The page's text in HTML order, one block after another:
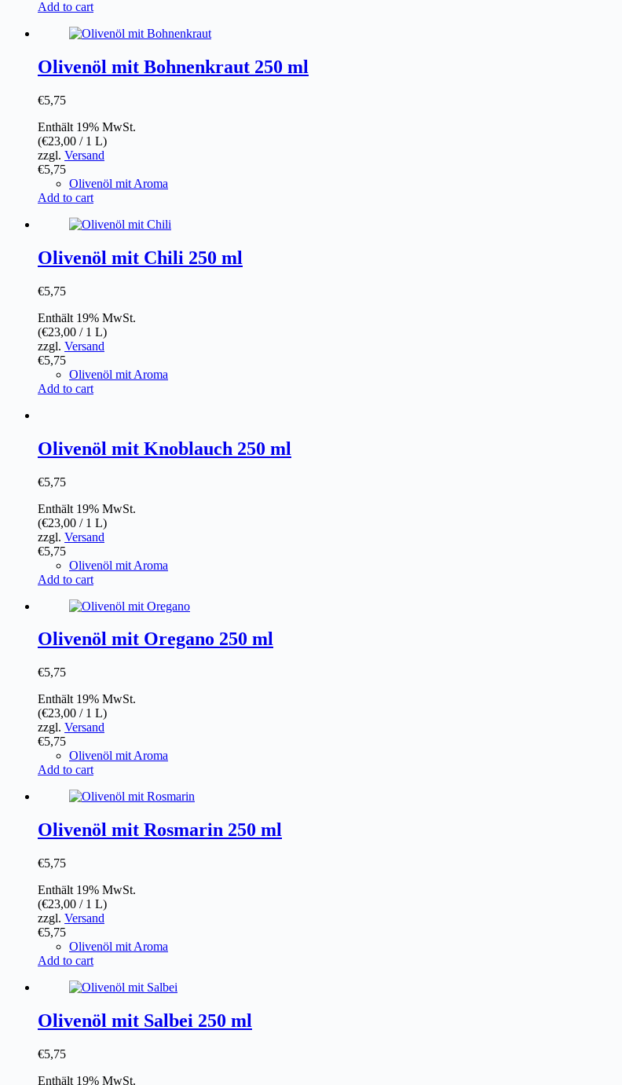
Add to cart
Olivenöl mit Bohnenkraut 250 ml
€5,75
Enthält 19% MwSt.
(€23,00 / 1 L)
zzgl. Versand
€5,75
Olivenöl mit Aroma
Add to cart
Olivenöl mit Chili 250 ml
€5,75
Enthält 19% MwSt.
(€23,00 / 1 L)
zzgl. Versand
€5,75
Olivenöl mit Aroma
Add to cart
Olivenöl mit Knoblauch 250 ml
€5,75
Enthält 19% MwSt.
(€23,00 / 1 L)
zzgl. Versand
€5,75
Olivenöl mit Aroma
Add to cart
Olivenöl mit Oregano 250 ml
€5,75
Enthält 19% MwSt.
(€23,00 / 1 L)
zzgl. Versand
€5,75
Olivenöl mit Aroma
Add to cart
Olivenöl mit Rosmarin 250 ml
€5,75
Enthält 19% MwSt.
(€23,00 / 1 L)
zzgl. Versand
€5,75
Olivenöl mit Aroma
Add to cart
Olivenöl mit Salbei 250 ml
€5,75
Enthält 19% MwSt.